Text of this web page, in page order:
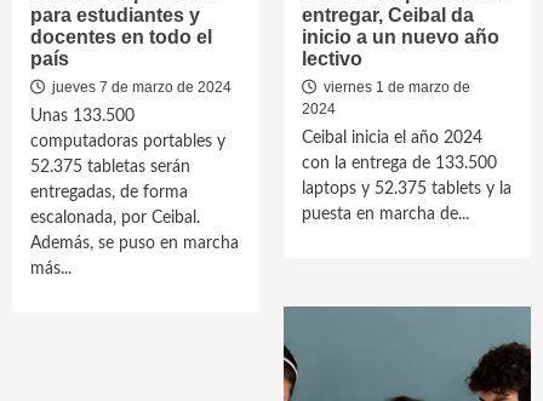
para estudiantes y
docentes en todo el
país
jueves 7 de marzo de 2024
Unas 133.500
computadoras portables y
52.375 tabletas serán
entregadas, de forma
escalonada, por Ceibal.
Además, se puso en marcha
más...
entregar, Ceibal da
inicio a un nuevo año
lectivo
viernes 1 de marzo de
2024
Ceibal inicia el año 2024
con la entrega de 133.500
laptops y 52.375 tablets y la
puesta en marcha de...